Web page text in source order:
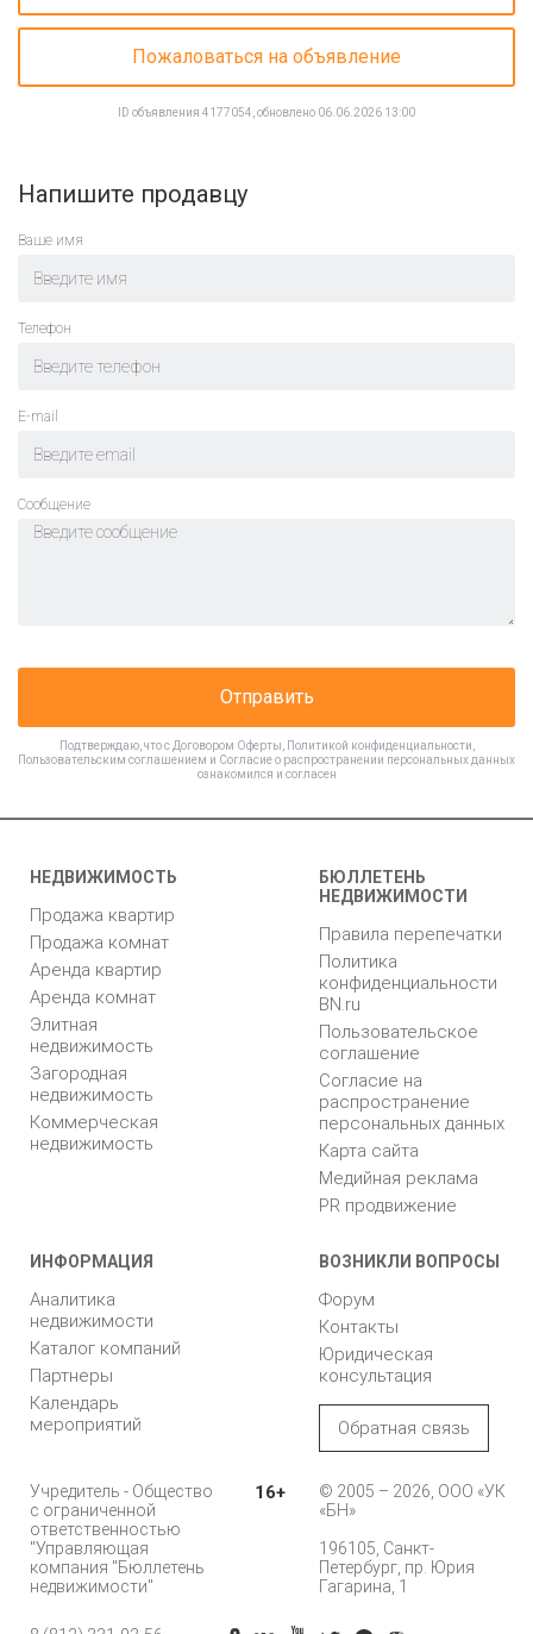
Пожаловаться на объявление
ID объявления 4177054, обновлено 06.06.2026 13:00
Напишите продавцу
Ваше имя
Телефон
E-mail
Cообщение
Отправить
Подтверждаю, что с Договором Оферты Политикой конфиденциальности
Пользовательским соглашением и Согласие о распространении персональных данных
ознакомился и согласен
НЕДВИЖИМОСТЬ
Продажа квартир
Продажа комнат
Аренда квартир
Аренда комнат
Элитная
недвижимость
Загородная
недвижимость
Коммерческая
недвижимость
БЮЛЛЕТЕНЬ
НЕДВИЖИМОСТИ
Правила перепечатки
Политика
конфиденциальности
BN.ru
Пользовательское
соглашение
Согласие на
распространение
персональных данных
Карта сайта
Медийная реклама
PR продвижение
ИНФОРМАЦИЯ
Аналитика
недвижимости
Каталог компаний
Партнеры
Календарь
мероприятий
ВОЗНИКЛИ ВОПРОСЫ
Форум
Контакты
Юридическая
консультация
Обратная связь
Учредитель - Общество
с ограниченной
ответственностью
"Управляющая
компания "Бюллетень
недвижимости"
16+
© 2005 – 2026, ООО «УК
«БН»
196105, Санкт-
Петербург, пр. Юрия
Гагарина, 1